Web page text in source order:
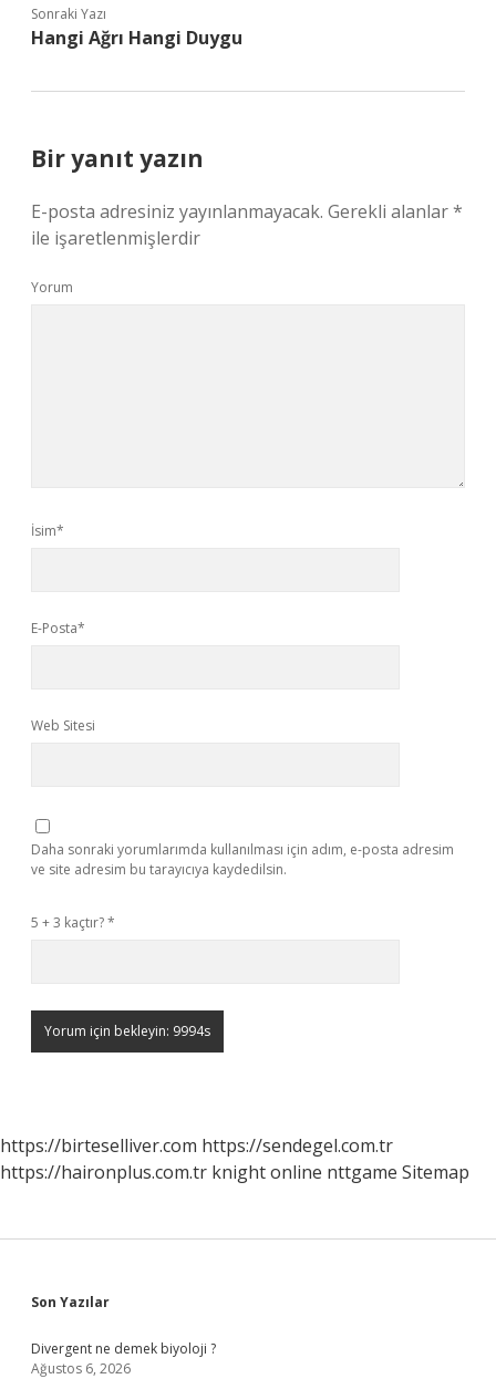
Sonraki Yazı
Hangi Ağrı Hangi Duygu
Bir yanıt yazın
E-posta adresiniz yayınlanmayacak. Gerekli alanlar*
ile işaretlenmişlerdir
Yorum
İsim*
E-Posta*
Web Sitesi
Daha sonraki yorumlarımda kullanılması için adım, e-posta adresim
ve site adresim bu tarayıcıya kaydedilsin.
5 + 3 kaçtır?*
https://birteselliver.com https://sendegel.com.tr
https://haironplus.com.tr knight online nttgame Sitemap
Sidebar
Son Yazılar
Divergent ne demek biyoloji ?
Ağustos 6, 2026